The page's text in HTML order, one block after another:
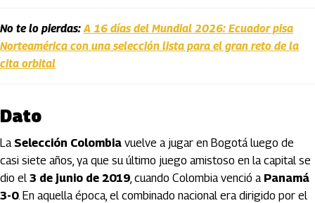
No te lo pierdas:A 16 días del Mundial 2026: Ecuador pisa
Norteamérica con una selección lista para el gran reto de la
cita orbital
Dato
LaSelección Colombia vuelve a jugar en Bogotá luego de
casi siete años, ya que su último juego amistoso en la capital se
dio el 3 de junio de 2019, cuando Colombia venció a Panamá
3-0. En aquella época, el combinado nacional era dirigido por el